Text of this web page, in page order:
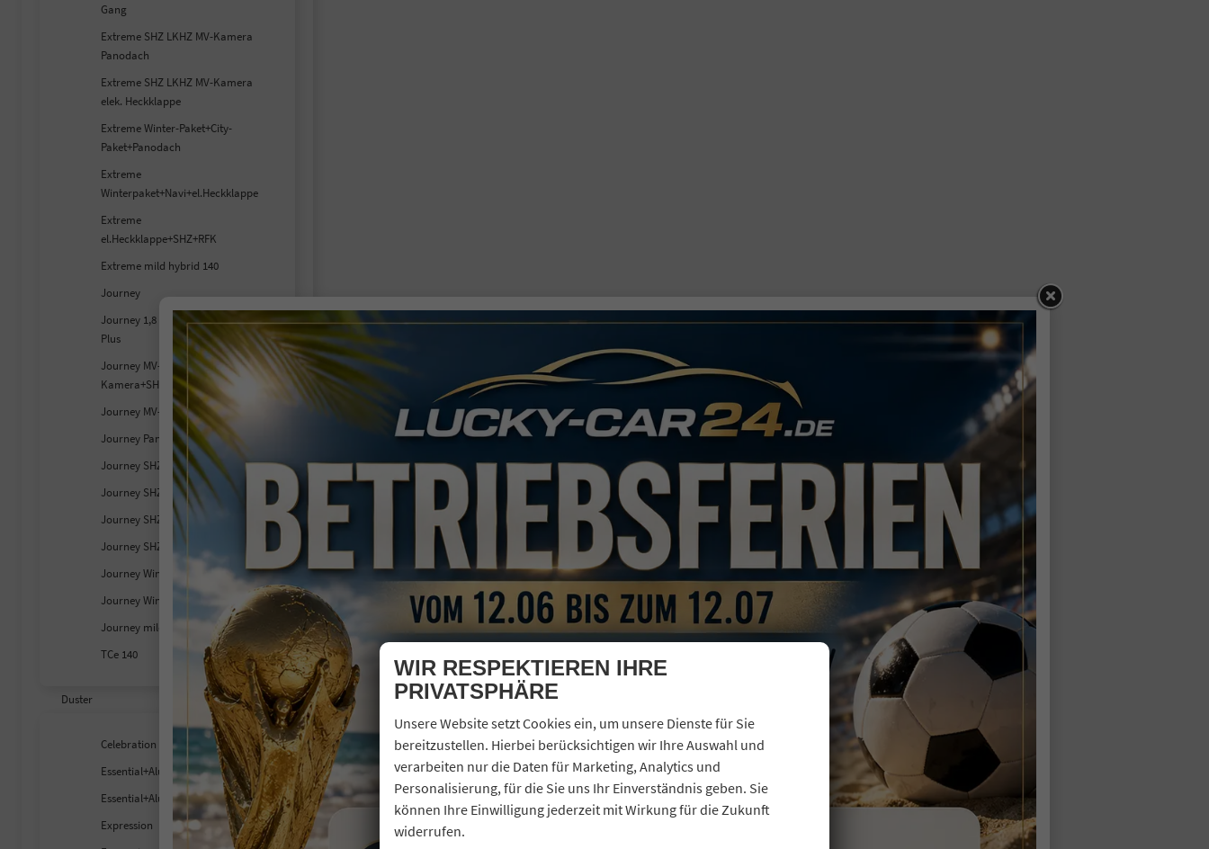
Gang
Extreme SHZ LKHZ MV-Kamera
Panodach
Extreme SHZ LKHZ MV-Kamera
elek. Heckklappe
Extreme Winter-Paket+City-
Paket+Panodach
Extreme
Winterpaket+Navi+el.Heckklappe
Extreme
el.Heckklappe+SHZ+RFK
Extreme mild hybrid 140
Journey
Journey 1,8 Hybrid 155 Winter
Plus
Journey MV-
Kamera+SHZ+Carplay
Journey MV-Kamera+SHZ+LED
Journey Panodach+SHZ+LKHZ
Journey SHZ+LKHZ+RFK
Journey SHZ+MV-Kamera
Journey SHZ+MV-Kamera+LED
Journey SHZ+RFK+LED
Journey Winter- & City-Paket
Journey Winter-Plus-Paket
Journey mild hybrid 140
TCe 140
Duster
Celebration
Essential+Alu+GJR+Klima+PDC
Essential+Alu+Klima+PDC+DAB
Expression
WIR RESPEKTIEREN IHRE
PRIVATSPHÄRE
Unsere Website setzt Cookies ein, um unsere Dienste für Sie
bereitzustellen. Hierbei berücksichtigen wir Ihre Auswahl und
verarbeiten nur die Daten für Marketing, Analytics und
Personalisierung, für die Sie uns Ihr Einverständnis geben. Sie
können Ihre Einwilligung jederzeit mit Wirkung für die Zukunft
widerrufen.